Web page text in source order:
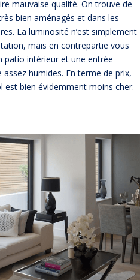
mauvaise qualité. On trouve de
bien aménagés et dans les
La luminosité n’est simplement
mais en contrepartie vous
patio intérieur et une entrée
humides. En terme de prix,
bien évidemment moins cher.